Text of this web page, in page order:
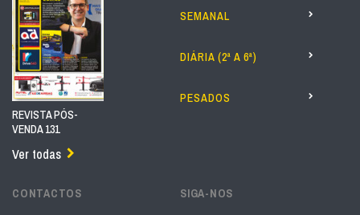
REVISTA PÓS-
VENDA 131
Ver todas
SEMANAL
DIÁRIA (2ª A 6ª)
PESADOS
CONTACTOS SIGA-NOS